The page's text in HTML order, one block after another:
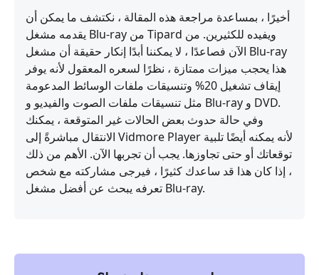
أخيرًا ، بمساعدة مراجعة هذه المقالة ، نكتشف ما يمكن أن
يقدمه مشغل Blu-ray من Tipard ويفيده للكثيرين. من
الآن فصاعدًا ، لا يمكننا أبدًا إنكار حقيقة أن مشغل Blu-ray
هذا يحجب ميزات ممتازة ، نظرًا لسعره المعقول لأنه يوفر
إيقاف تشغيل 20% وتنسيقات ملفات الوسائط المدعومة
مثل تنسيقات ملفات الصوت والفيديو و Blu-ray و DVD.
وفي حالة حدوث بعض الحالات غير المتوقعة ، يمكنك
الانتقال مباشرةً إلى Vidmore Player لأنه يمكنه أيضًا تلبية
توقعاتك أو حتى تجاوزها. يجب أن تجربها الآن. الأهم من ذلك
، إذا كان هذا قد ساعدك كثيرًا ، فيرجى مشاركته مع شخص
تعرفه يبحث عن أفضل مشغل Blu-ray.